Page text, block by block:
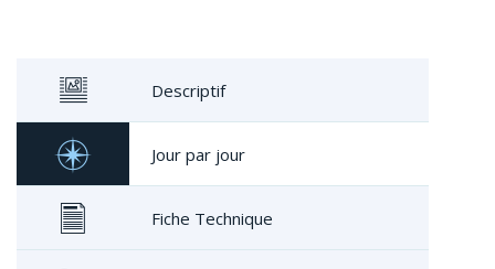
Descriptif
Jour par jour
Fiche Technique